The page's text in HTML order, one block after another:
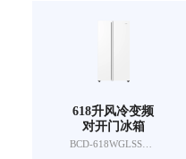
618升风冷变频
对开门冰箱
BCD-618WGLSSEDW9